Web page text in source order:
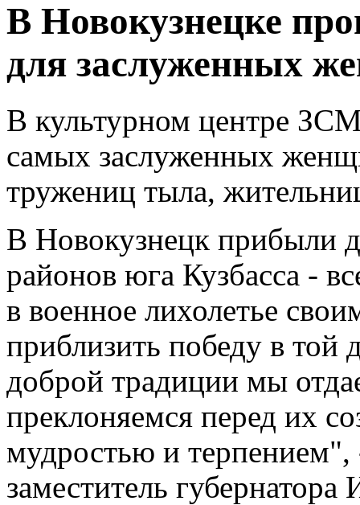
В Новокузнецке
для заслуженных
В культурном центре
самых заслуженных
тружениц тыла,
В Новокузнецк прибыли
районов юга Кузбасса -
в военное лихолетье
приблизить победу в той
доброй традиции мы
преклоняемся перед их
мудростью и терпением",
заместитель